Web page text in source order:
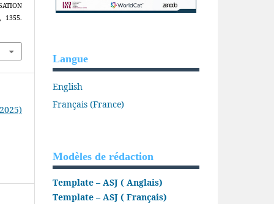
1355.
Langue
English
Français (France)
Modèles de rédaction
Template – ASJ ( Anglais)
Template – ASJ ( Français)